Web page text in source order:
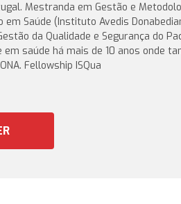
Mestranda em Gestão e
em Saúde (Instituto Avedis
da Qualidade e Segurança do
em saúde há mais de 10 anos onde
Fellowship ISQua